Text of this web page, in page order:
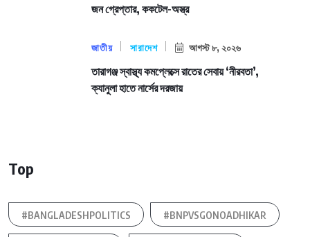
জন গ্রেপ্তার, ককটেল-অস্ত্র
জাতীয় সারাদেশ আগস্ট ৮, ২০২৬
তারাগঞ্জ স্বাস্থ্য কমপ্লেক্সে রাতের সেবায় ‘নীরবতা’,
ক্যানুলা হাতে নার্সের দরজায়
Top
#BANGLADESHPOLITICS #BNPVSGONOADHIKAR